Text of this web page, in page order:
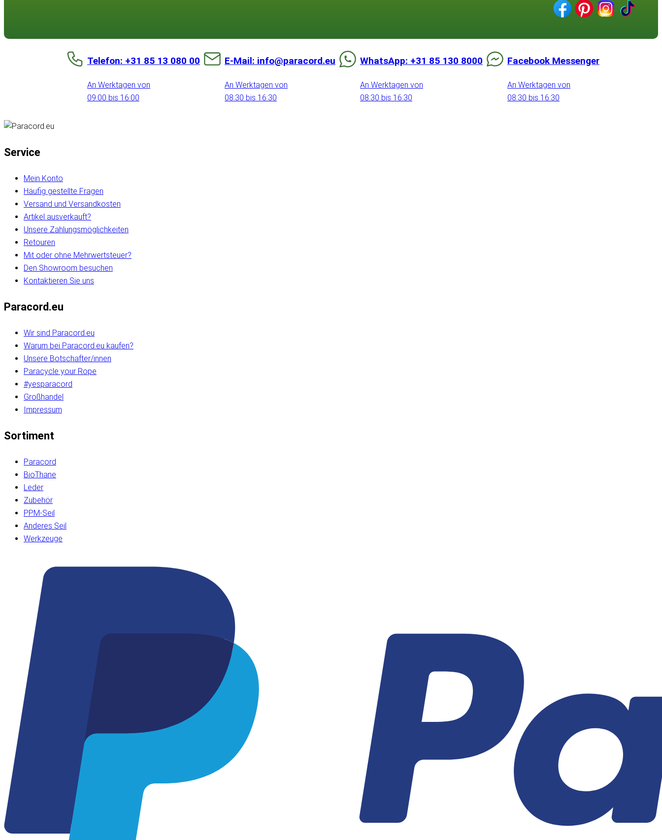
Telefon: +31 85 13 080 00
An Werktagen von
09:00 bis 16:00
E-Mail: info@paracord.eu
An Werktagen von
08:30 bis 16:30
WhatsApp: +31 85 130 8000
An Werktagen von
08:30 bis 16:30
Facebook Messenger
An Werktagen von
08:30 bis 16:30
Service
Mein Konto
Häufig gestellte Fragen
Versand und Versandkosten
Artikel ausverkauft?
Unsere Zahlungsmöglichkeiten
Retouren
Mit oder ohne Mehrwertsteuer?
Den Showroom besuchen
Kontaktieren Sie uns
Paracord.eu
Wir sind Paracord.eu
Warum bei Paracord.eu kaufen?
Unsere Botschafter/innen
Paracycle your Rope
#yesparacord
Großhandel
Impressum
Sortiment
Paracord
BioThane
Leder
Zubehör
PPM-Seil
Anderes Seil
Werkzeuge